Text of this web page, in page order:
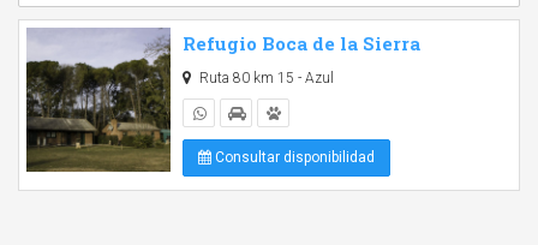
Refugio Boca de la Sierra
Ruta 80 km 15 - Azul
Consultar disponibilidad